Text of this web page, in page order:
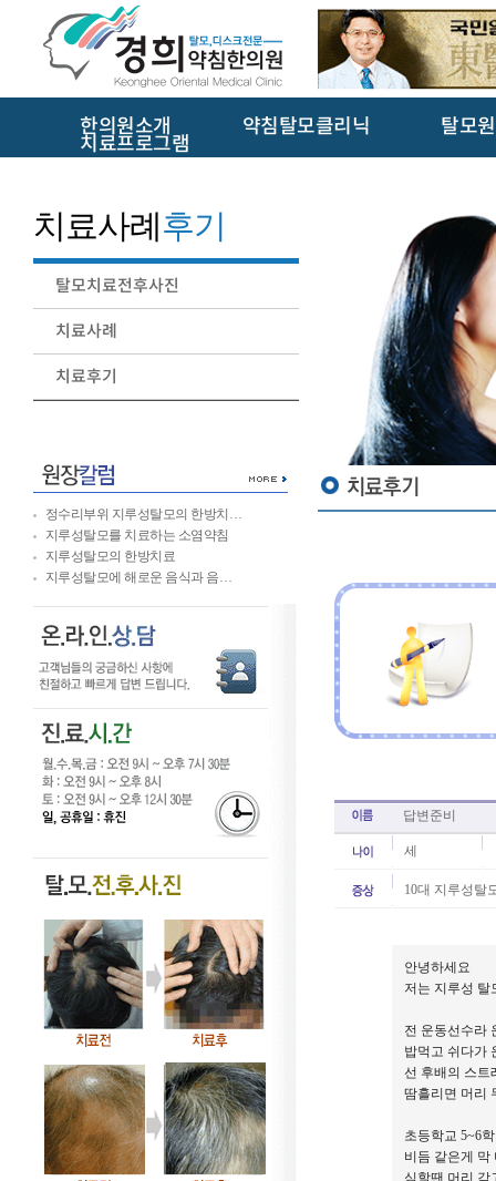
한의원소개 약침탈모클리닉 탈모
치료프로그램
치료사례후기
탈모치료전후사진
치료사례
치료후기
정수리부위 지루성탈모의 한방치…
지루성탈모를 치료하는 소염약침
지루성탈모의 한방치료
지루성탈모에 해로운 음식과 음…
답변준비
세
10대 지루성탈
안녕하세요
저는 지루성 탈
전 운동선수라
밥먹고 쉬다가
선 후배의 스트
땀흘리면 머리
초등학교 5~6
비듬 같은게 막
심할땐 머리 감